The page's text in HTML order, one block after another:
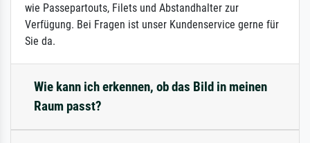
wie Passepartouts, Filets und Abstandhalter zur
Verfügung. Bei Fragen ist unser Kundenservice gerne für
Sie da.
Wie kann ich erkennen, ob das Bild in meinen
Raum passt?